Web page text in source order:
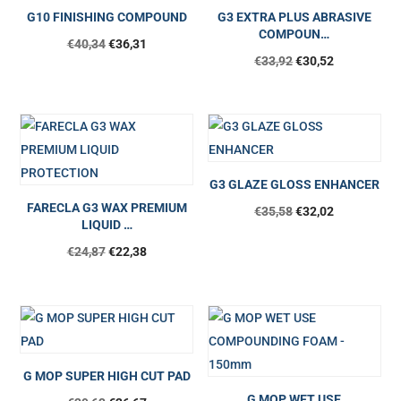
G10 FINISHING COMPOUND
€40,34 €36,31
G3 EXTRA PLUS ABRASIVE
COMPOUN…
€33,92€30,52
FARECLA G3 WAX PREMIUM
LIQUID …
€24,87 €22,38
G3 GLAZE GLOSS ENHANCER
€35,58Original
€32,02Η
G MOP SUPER HIGH CUT PAD